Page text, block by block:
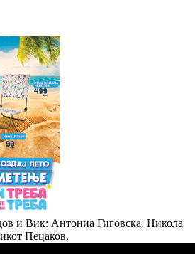
и Вик: Антониа Гиговска, Никола
Пецаков,